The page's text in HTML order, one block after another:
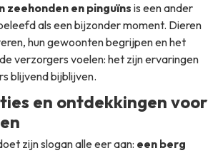
zeehonden en pinguïns is een ander
als een bijzonder moment. Dieren
hun gewoonten begrijpen en het
verzorgers voelen: het zijn ervaringen
blijvend bijblijven.
en ontdekkingen voor
zijn slogan alle eer aan: een berg